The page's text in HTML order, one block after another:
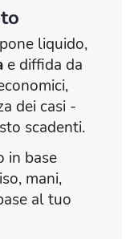
liquido,
e diffida da
dei casi -
scadenti.
in base
mani,
al tuo